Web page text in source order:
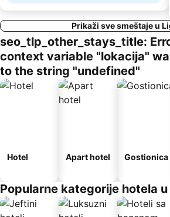
Prikaži sve smeštaje u
seo_tlp_other_stays_title:
context variable "lokacija"
to the string "undefined"
Hotel Apart hotel Gostionica
Popularne kategorije hotela u